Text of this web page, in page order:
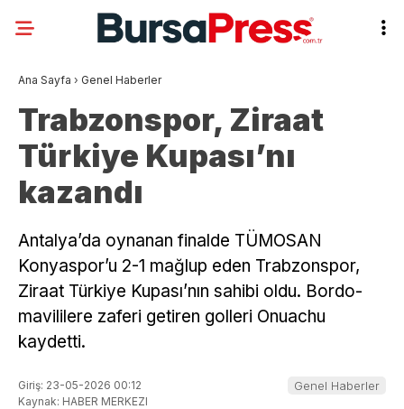
Ana Sayfa › Genel Haberler
Trabzonspor, Ziraat
Türkiye Kupası’nı
kazandı
Antalya’da oynanan finalde TÜMOSAN
Konyaspor’u 2-1 mağlup eden Trabzonspor,
Ziraat Türkiye Kupası’nın sahibi oldu. Bordo-
mavililere zaferi getiren golleri Onuachu
kaydetti.
Giriş: 23-05-2026 00:12
Kaynak: HABER MERKEZI
Genel Haberler